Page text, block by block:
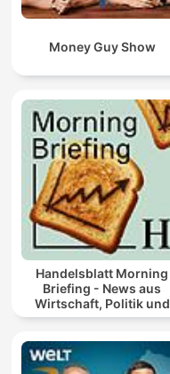
Money Guy Show
Handelsblatt Morning
Briefing - News aus
Wirtschaft, Politik und
Finanzen